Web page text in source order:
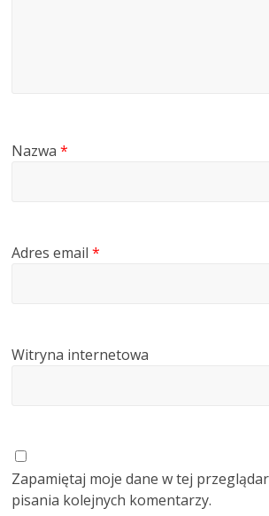
Nazwa*
Adres email*
Witryna internetowa
Zapamiętaj moje dane w tej
pisania kolejnych komentarzy.